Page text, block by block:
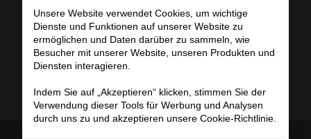
Besuchen Sie das Fort
mit oder ohne Fremdenführer.
Planen Sie Ihren Besuch
Unsere Website verwendet Cookies, um wichtige
Dienste und Funktionen auf unserer Website zu
ermöglichen und Daten darüber zu sammeln, wie
Besucher mit unserer Website, unseren Produkten und
Diensten interagieren.
Indem Sie auf „Akzeptieren“ klicken, stimmen Sie der
Verwendung dieser Tools für Werbung und Analysen
durch uns zu und akzeptieren unsere Cookie-Richtlinie.